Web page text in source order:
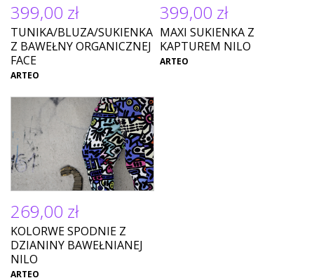
399,00 zł
TUNIKA/BLUZA/SUKIENKA
Z BAWEŁNY ORGANICZNEJ
FACE
ARTEO
399,00 zł
MAXI SUKIENKA Z
KAPTUREM NILO
ARTEO
269,00 zł
KOLORWE SPODNIE Z
DZIANINY BAWEŁNIANEJ
NILO
ARTEO